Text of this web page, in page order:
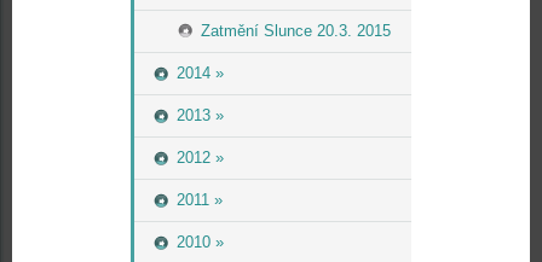
Zatmění Slunce 20.3. 2015
2014 »
2013 »
2012 »
2011 »
2010 »